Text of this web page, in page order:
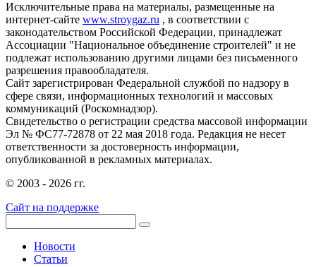
Исключительные права на материалы, размещенные на
интернет-сайте www.stroygaz.ru , в соответствии с
законодательством Российской Федерации, принадлежат
Ассоциации "Национальное объединение строителей" и не
подлежат использованию другими лицами без письменного
разрешения правообладателя.
Сайт зарегистрирован Федеральной службой по надзору в
сфере связи, информационных технологий и массовых
коммуникаций (Роскомнадзор).
Свидетельство о регистрации средства массовой информации
Эл № ФС77-72878 от 22 мая 2018 года. Редакция не несет
ответственности за достоверность информации,
опубликованной в рекламных материалах.
© 2003 - 2026 гг.
Сайт на поддержке
Новости
Статьи